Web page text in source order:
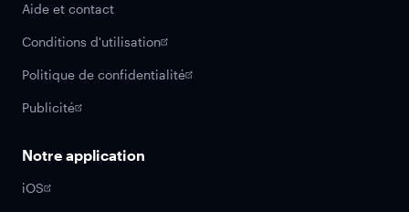
Aide et contact
Conditions d'utilisation
Politique de confidentialité
Publicité
Notre application
iOS